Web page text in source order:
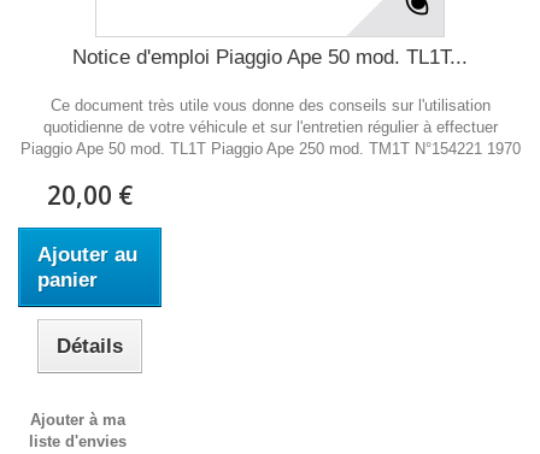
Notice d'emploi Piaggio Ape 50 mod. TL1T...
Ce document très utile vous donne des conseils sur l'utilisation
quotidienne de votre véhicule et sur l'entretien régulier à effectuer
Piaggio Ape 50 mod. TL1T Piaggio Ape 250 mod. TM1T N°154221 1970
20,00 €
Ajouter au
panier
Détails
Ajouter à ma
liste d'envies